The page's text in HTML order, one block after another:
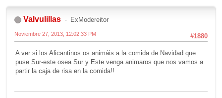
Valvulillas ExModereitor
#1880
Noviembre 27, 2013, 12:02:33 PM
A ver si los Alicantinos os animáis a la comida de Navidad que
puse Sur-este osea Sur y Este venga animaros que nos vamos a
partir la caja de risa en la comida!!